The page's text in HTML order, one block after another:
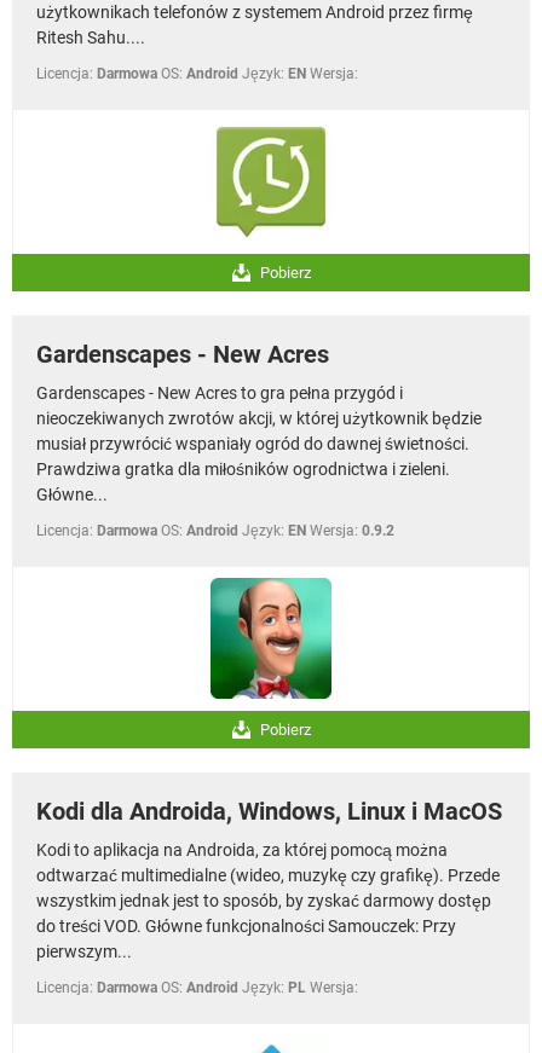
użytkownikach telefonów z systemem Android przez firmę
Ritesh Sahu....
Licencja: Darmowa OS: Android Język: EN Wersja:
Pobierz
Gardenscapes - New Acres
Gardenscapes - New Acres to gra pełna przygód i
nieoczekiwanych zwrotów akcji, w której użytkownik będzie
musiał przywrócić wspaniały ogród do dawnej świetności.
Prawdziwa gratka dla miłośników ogrodnictwa i zieleni.
Główne...
Licencja: Darmowa OS: Android Język: EN Wersja: 0.9.2
Pobierz
Kodi dla Androida, Windows, Linux i MacOS
Kodi to aplikacja na Androida, za której pomocą można
odtwarzać multimedialne (wideo, muzykę czy grafikę). Przede
wszystkim jednak jest to sposób, by zyskać darmowy dostęp
do treści VOD. Główne funkcjonalności Samouczek: Przy
pierwszym...
Licencja: Darmowa OS: Android Język: PL Wersja: